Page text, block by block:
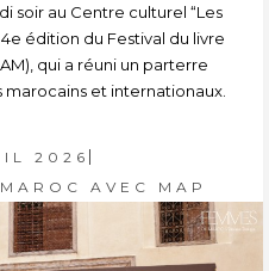
soir au Centre culturel “Les
4e édition du Festival du livre
qui a réuni un parterre
marocains et internationaux.
2026
AVEC MAP